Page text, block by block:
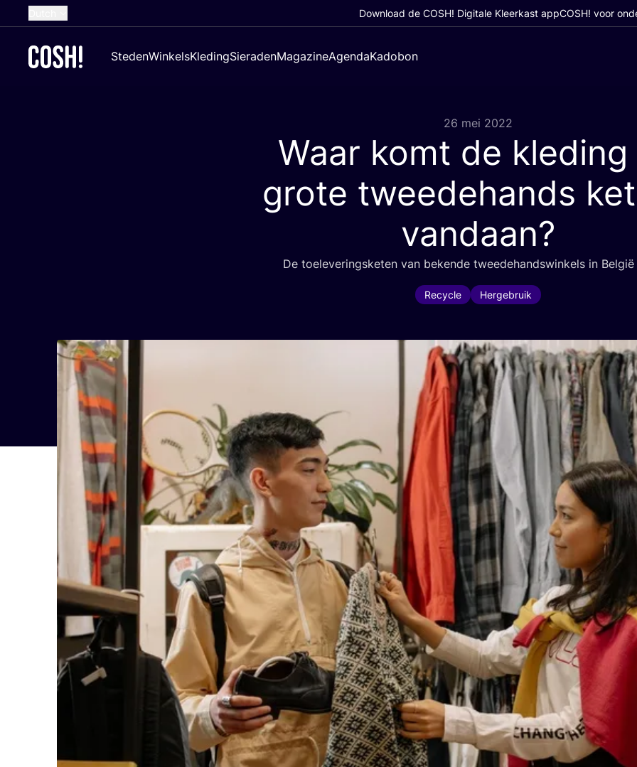
French
Download de COSH! Digitale Kleerkast appCOSH! voor
StedenWinkelsKledingSieradenMagazineAgendaKadobon
26 mei 2022
Waar komt de
grote tweedehands
vandaan?
De toe­le­ve­rings­ke­ten van beken­de twee­de­hands­win­kels in België
Recycle Hergebruik